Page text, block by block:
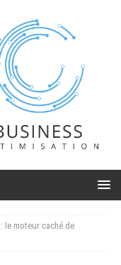
le moteur caché de